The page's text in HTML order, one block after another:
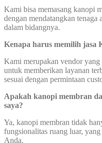
Kami bisa memasang kanopi
dengan mendatangkan
dalam bidangnya.
Kenapa harus memilih jasa
Kami merupakan vendor yang
untuk memberikan layanan
sesuai dengan permintaan
Apakah kanopi membran
saya?
Ya, kanopi membran tidak
fungsionalitas ruang luar,
Anda.